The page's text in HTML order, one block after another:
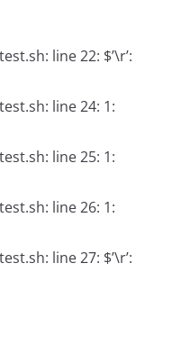
line 22: $’\r’:
line 24: 1:
line 25: 1:
line 26: 1:
line 27: $’\r’: